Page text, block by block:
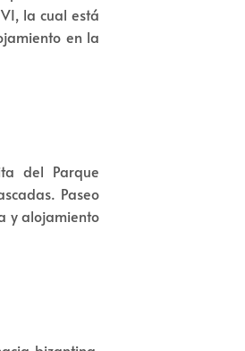
la cual está
en la
del Parque
Paseo
y alojamiento